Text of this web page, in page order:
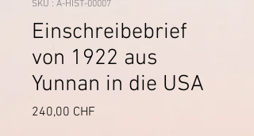
SKU : A-HIST-00007
Einschreibebrief
von 1922 aus
Yunnan in die USA
240,00 CHF